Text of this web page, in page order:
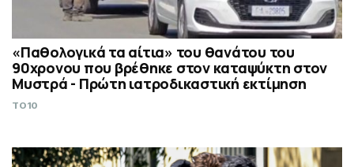
«Παθολογικά τα αίτια» του θανάτου του
90χρονου που βρέθηκε στον καταψύκτη στον
Μυστρά - Πρώτη ιατροδικαστική εκτίμηση
TO10